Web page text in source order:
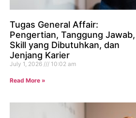
Tugas General Affair:
Pengertian, Tanggung Jawab,
Skill yang Dibutuhkan, dan
Jenjang Karier
July 1, 2026 10:02 am
Read More »